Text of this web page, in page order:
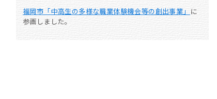
福岡市「中高生の多様な職業体験機会等の創出事業」 に
参画しました。